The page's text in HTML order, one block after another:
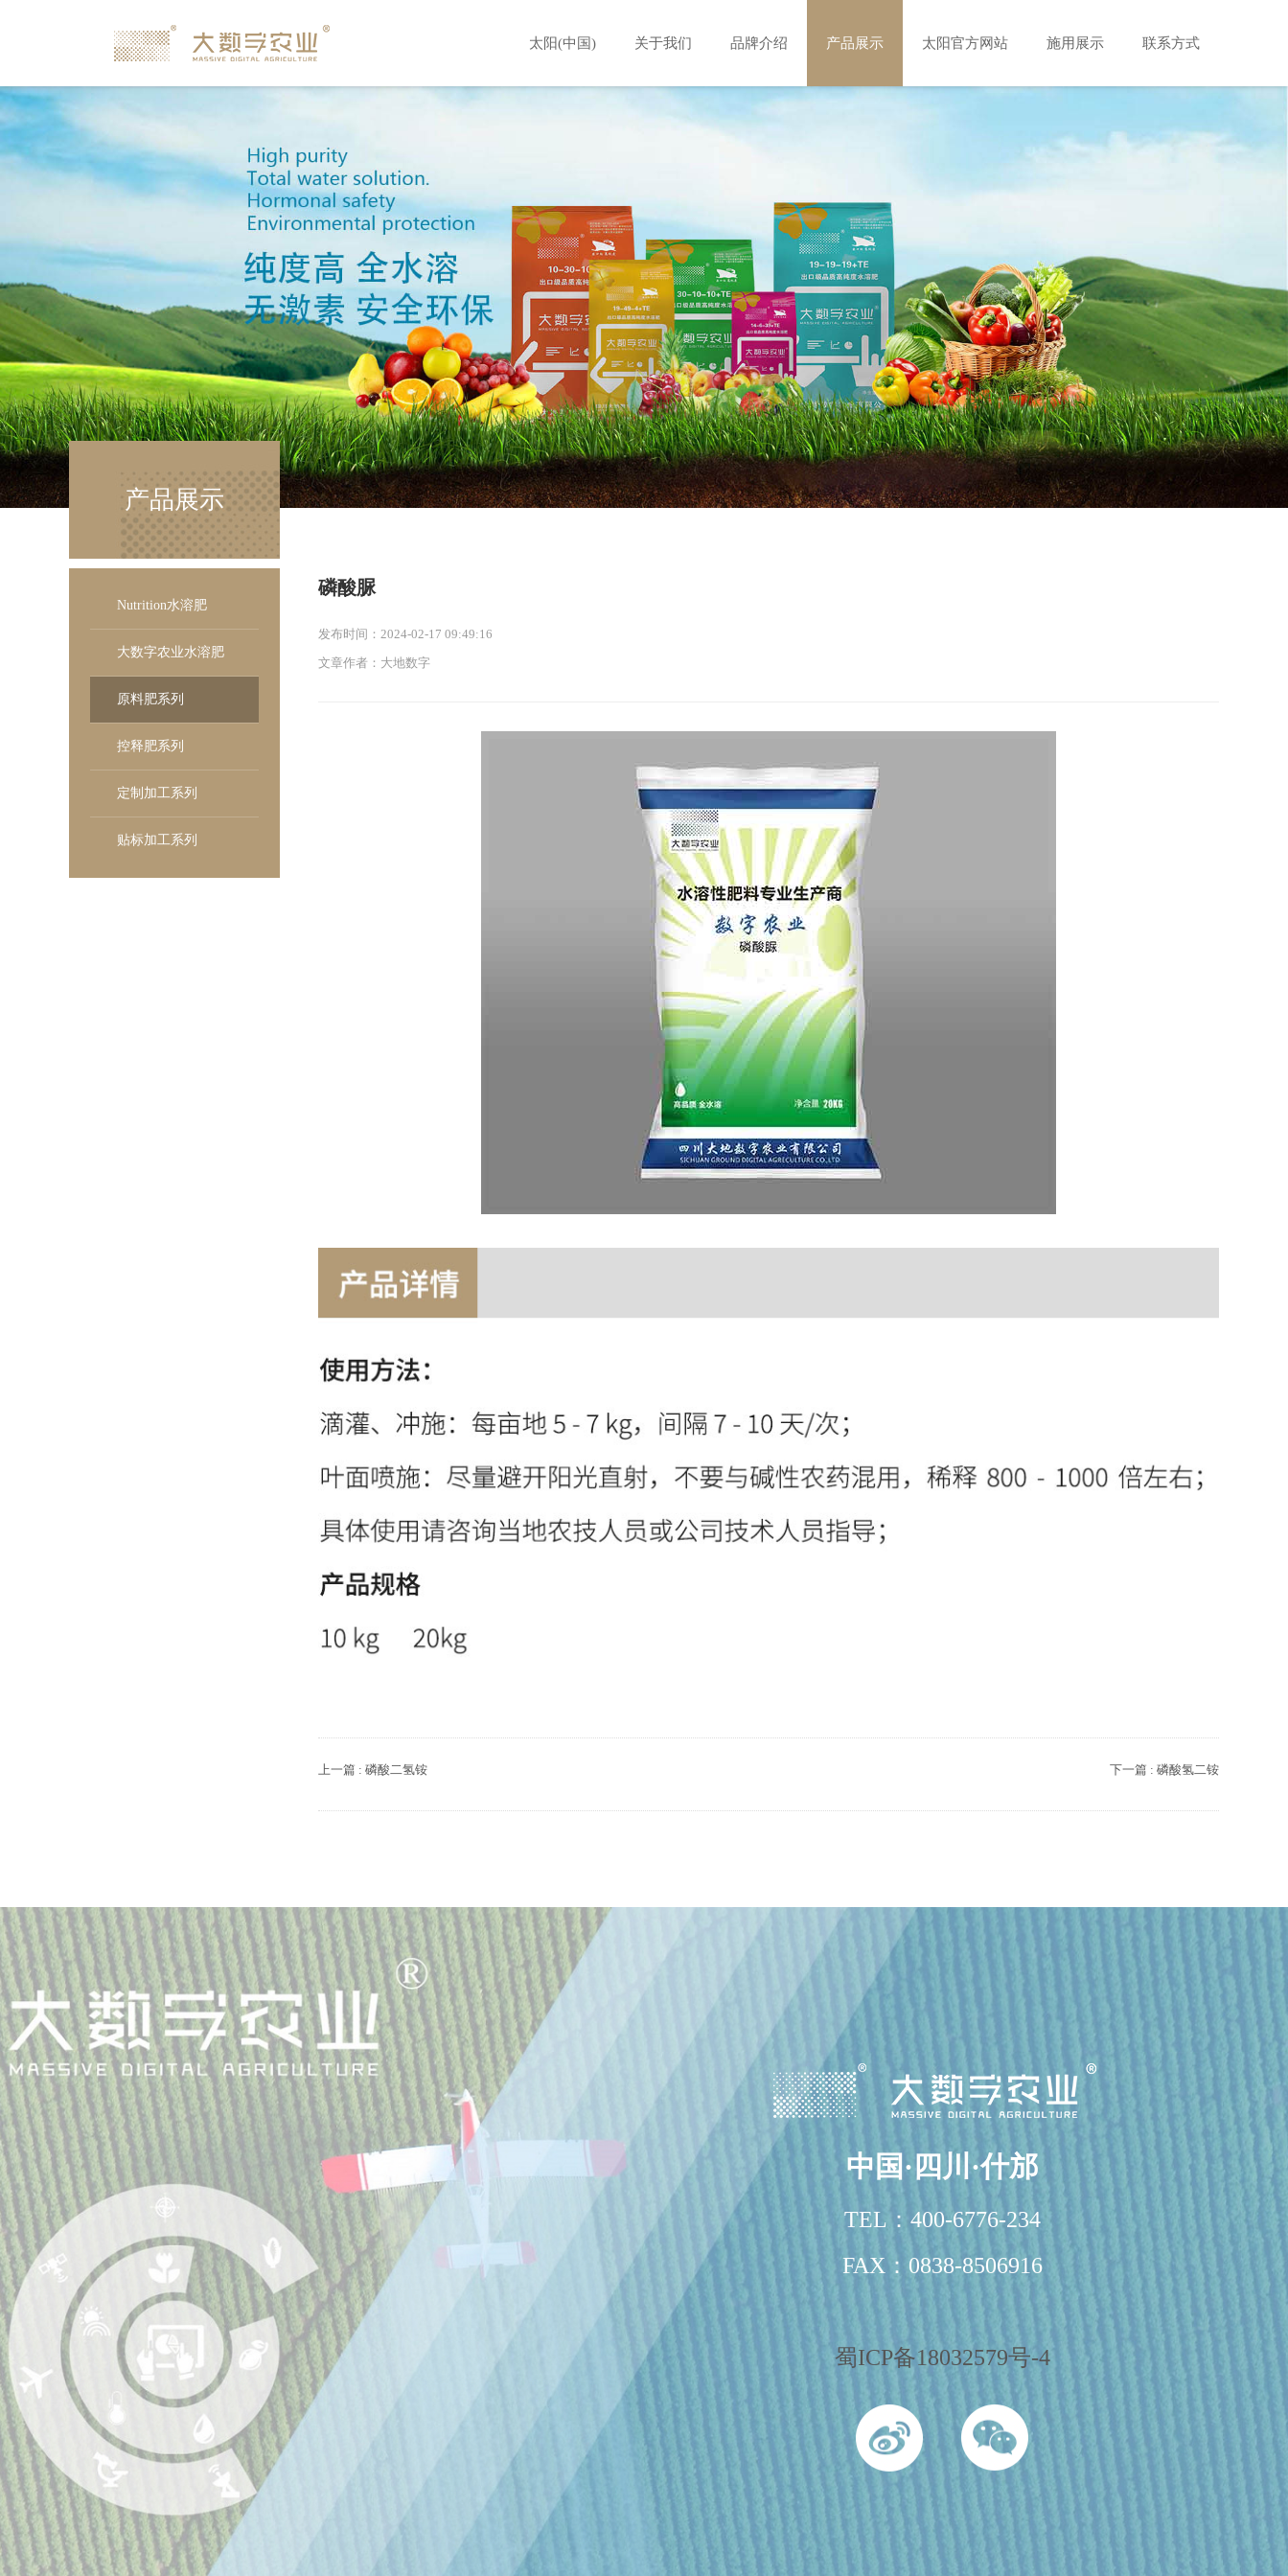
太阳(中国) 关于我们 品牌介绍 产品展示 太阳官方网站 施用展示 联系方式
产品展示
Nutrition水溶肥
大数字农业水溶肥
原料肥系列
控释肥系列
定制加工系列
贴标加工系列
磷酸脲
发布时间：2024-02-17 09:49:16
文章作者：大地数字
上一篇 : 磷酸二氢铵 下一篇 : 磷酸氢二铵
中国·四川·什邡
TEL：400-6776-234
FAX：0838-8506916
蜀ICP备18032579号-4